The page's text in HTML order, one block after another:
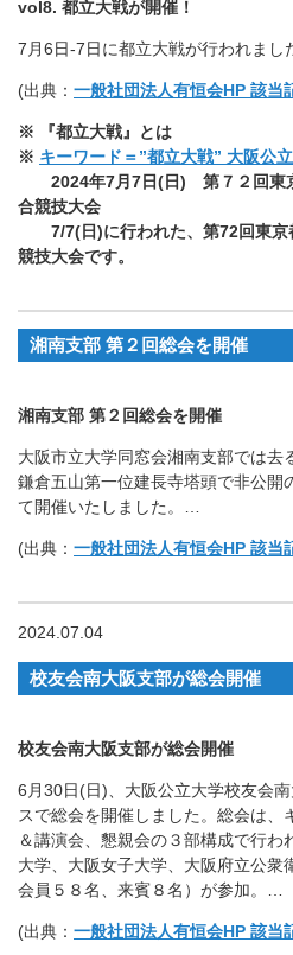
vol8. 都立大戦が開催！
7月6日-7日に都立大戦が行われまし
(出典： 一般社団法人有恒会HP 該当
※
『都立大戦』とは
※ キーワード＝”都立大戦” 大阪公
2024年7月7日(日) 第７２回東
合競技大会
7/7(日)に行われた、第72回東
競技大会です。
湘南支部 第２回総会を開催
湘南支部 第２回総会を開催
大阪市立大学同窓会湘南支部では去
鎌倉五山第一位建長寺塔頭で非公開
て開催いたしました。…
(出典： 一般社団法人有恒会HP 該当
2024.07.04
校友会南大阪支部が総会開催
校友会南大阪支部が総会開催
6月30日(日)、大阪公立大学校友会
スで総会を開催しました。総会は、
＆講演会、懇親会の３部構成で行わ
大学、大阪女子大学、大阪府立公衆
会員５８名、来賓８名）が参加。…
(出典： 一般社団法人有恒会HP 該当